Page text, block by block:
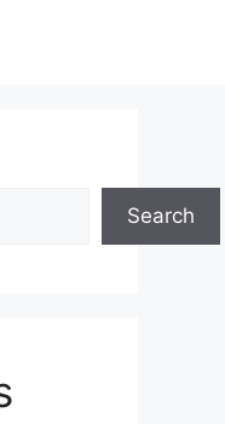
Search